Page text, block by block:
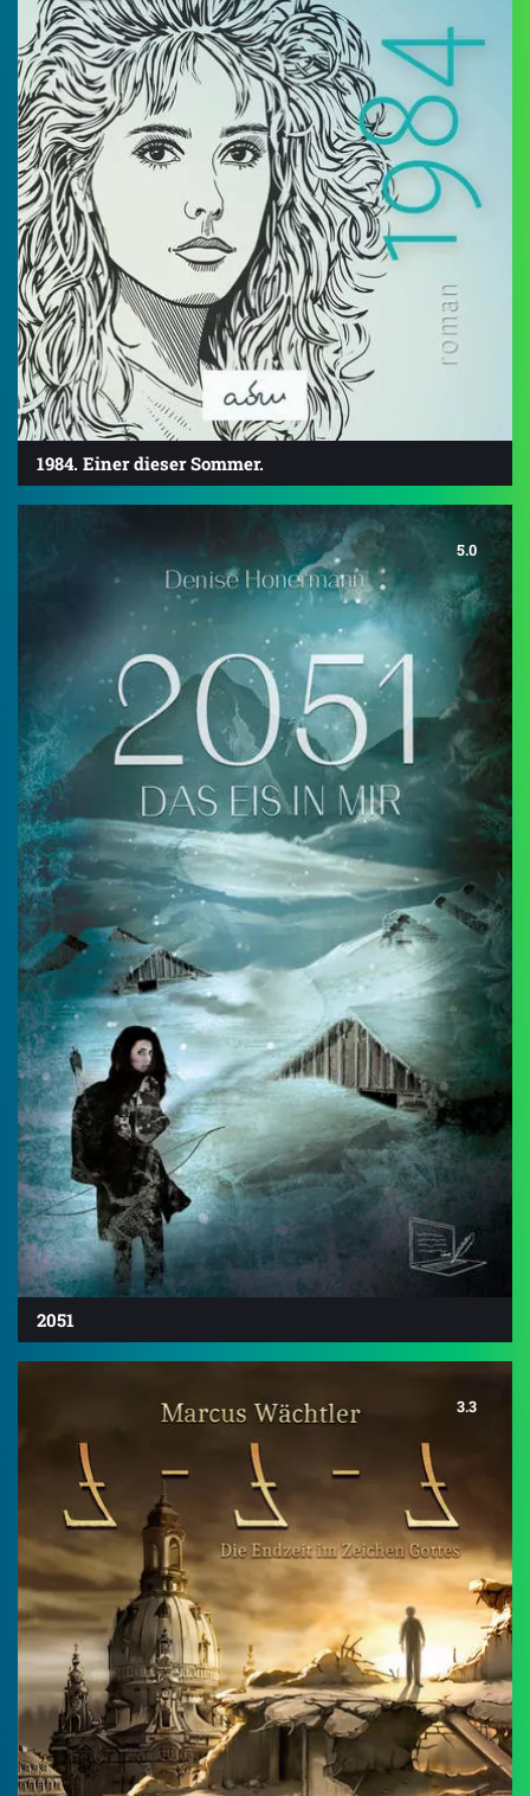
1984. Einer dieser Sommer.
5.0
2051
3.3